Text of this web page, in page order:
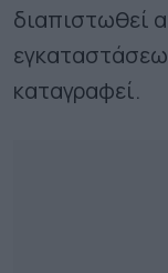
διαπιστωθεί
καταγραφεί.